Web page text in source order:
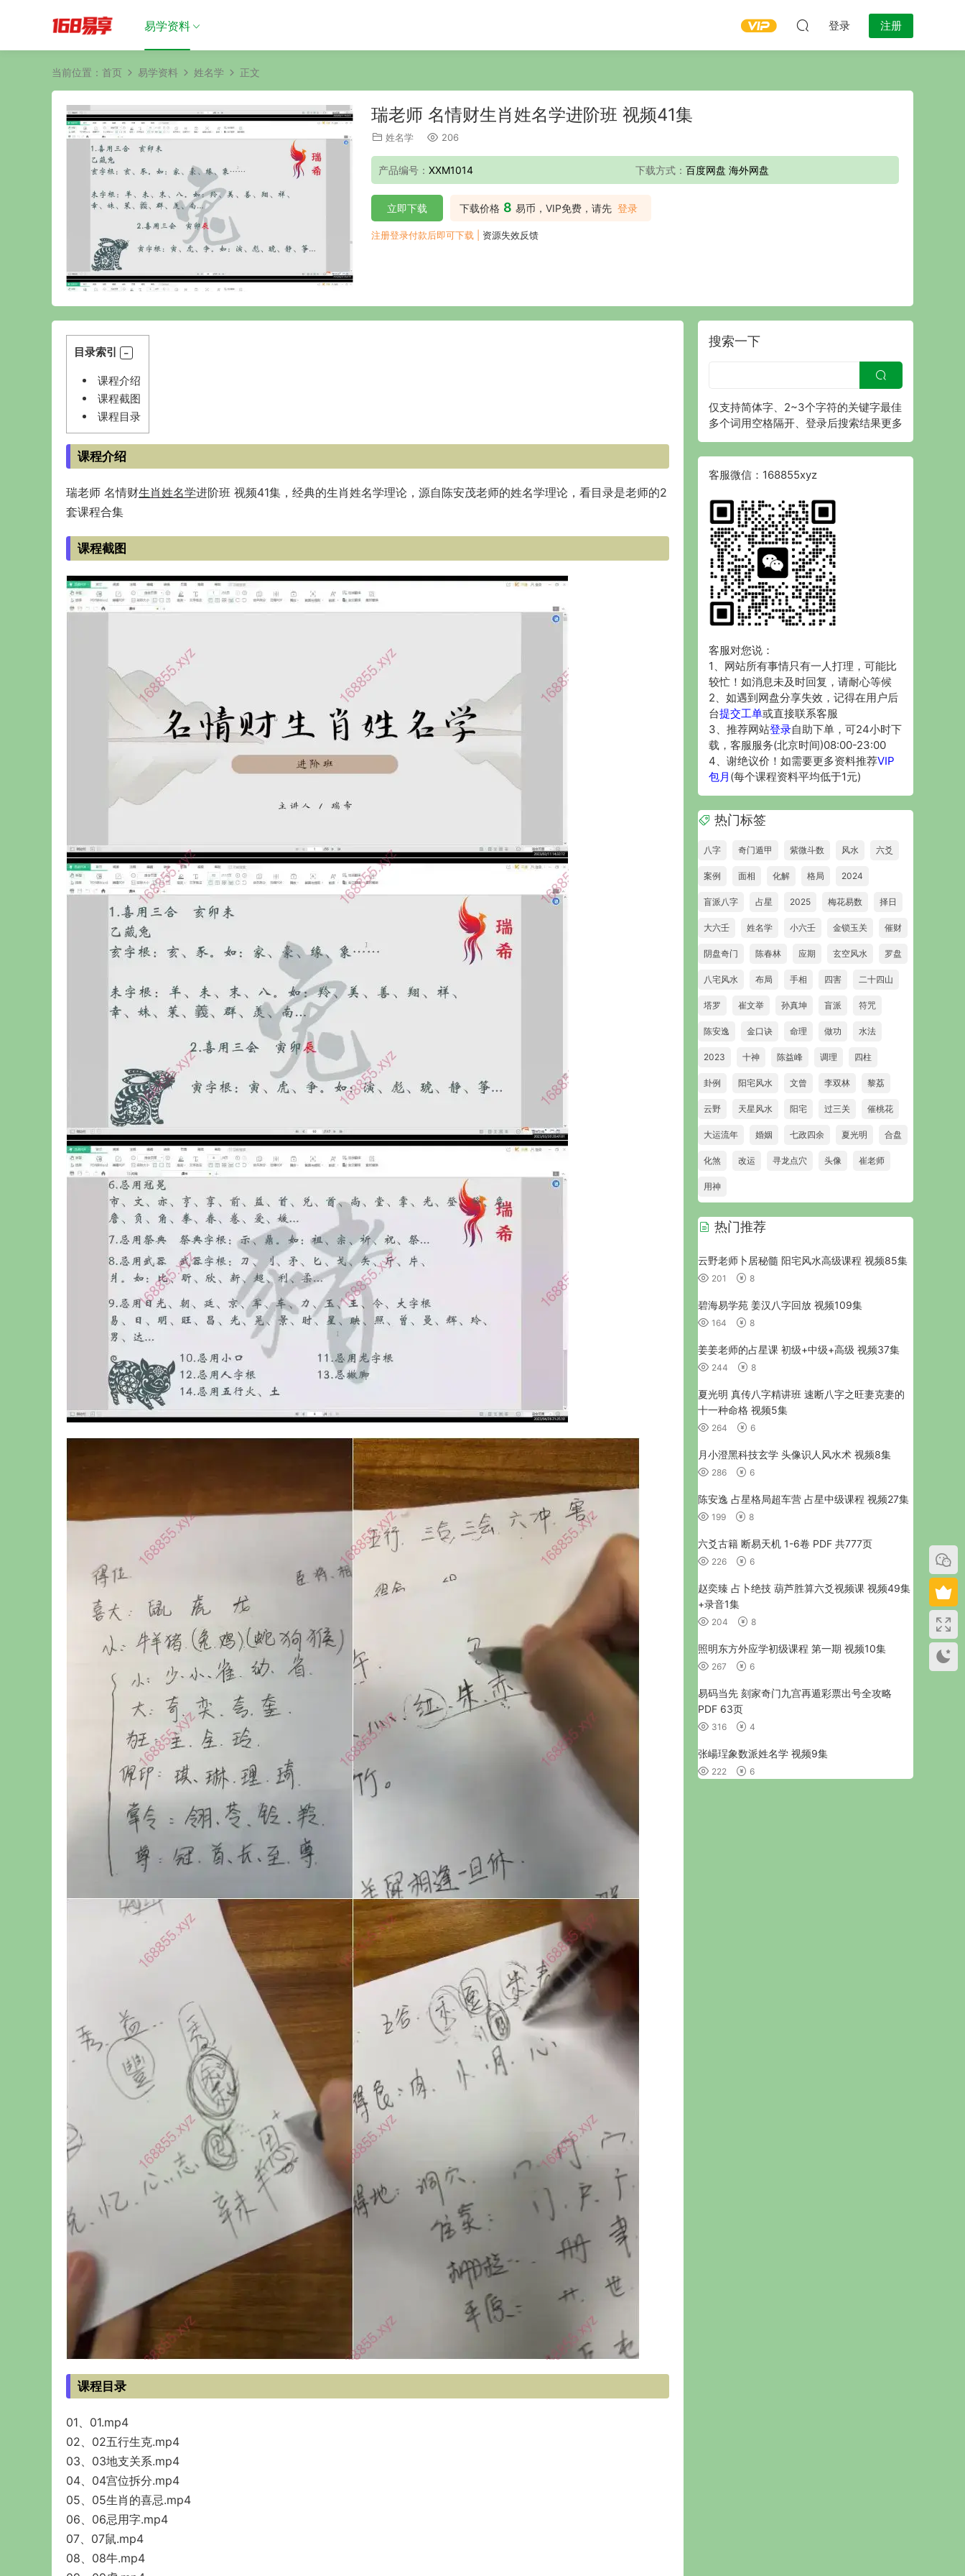
易学资料 登录 注册
当前位置： 首页 易学资料 姓名学 正文
瑞老师 名情财生肖姓名学进阶班 视频41集
姓名学 206
产品编号： XXM1014 下载方式： 百度网盘 海外网盘
下载价格 8 易币，VIP免费，请先 登录
立即下载
注册登录付款后即可下载 | 资源失效反馈
目录索引
课程介绍
课程截图
课程目录
课程介绍
瑞老师 名情财生肖姓名学进阶班 视频41集，经典的生肖姓名学理论，源自陈安茂老师的姓名学理论，看目录是老师的2
套课程合集
课程截图
课程目录
01、01.mp4
02、02五行生克.mp4
03、03地支关系.mp4
04、04宫位拆分.mp4
05、05生肖的喜忌.mp4
06、06忌用字.mp4
07、07鼠.mp4
08、08牛.mp4
搜索一下
仅支持简体字、2~3个字符的关键字最佳
多个词用空格隔开、登录后搜索结果更多
客服微信：168855xyz
客服对您说：
1、网站所有事情只有一人打理，可能比
较忙！如消息未及时回复，请耐心等候
2、如遇到网盘分享失效，记得在用户后
台提交工单或直接联系客服
3、推荐网站登录自助下单，可24小时下
载，客服服务(北京时间)08:00-23:00
4、谢绝议价！如需要更多资料推荐VIP
包月 (每个课程资料平均低于1元)
热门标签
八字 奇门遁甲 紫微斗数 风水 六爻
案例 面相 化解 格局 2024
盲派八字 占星 2025 梅花易数 择日
大六壬 姓名学 小六壬 金锁玉关 催财
阴盘奇门 陈春林 应期 玄空风水 罗盘
八宅风水 布局 手相 四害 二十四山
塔罗 崔文举 孙真坤 盲派 符咒
陈安逸 金口诀 命理 做功 水法
2023 十神 陈益峰 调理 四柱
卦例 阳宅风水 文曾 李双林 黎荔
云野 天星风水 阳宅 过三关 催桃花
大运流年 婚姻 七政四余 夏光明 合盘
化煞 改运 寻龙点穴 头像 崔老师
用神
热门推荐
云野老师卜居秘髓 阳宅风水高级课程 视频85集
201 8
碧海易学苑 姜汉八字回放 视频109集
164 8
姜姜老师的占星课 初级+中级+高级 视频37集
244 8
夏光明 真传八字精讲班 速断八字之旺妻克妻的
十一种命格 视频5集
264 6
月小澄黑科技玄学 头像识人风水术 视频8集
286 6
陈安逸 占星格局超车营 占星中级课程 视频27集
199 8
六爻古籍 断易天机 1-6卷 PDF 共777页
226 6
赵奕臻 占卜绝技 葫芦胜算六爻视频课 视频49集
+录音1集
204 8
照明东方外应学初级课程 第一期 视频10集
267 6
易码当先 刻家奇门九宫再遁彩票出号全攻略
PDF 63页
316 4
张崵珵象数派姓名学 视频9集
222 6